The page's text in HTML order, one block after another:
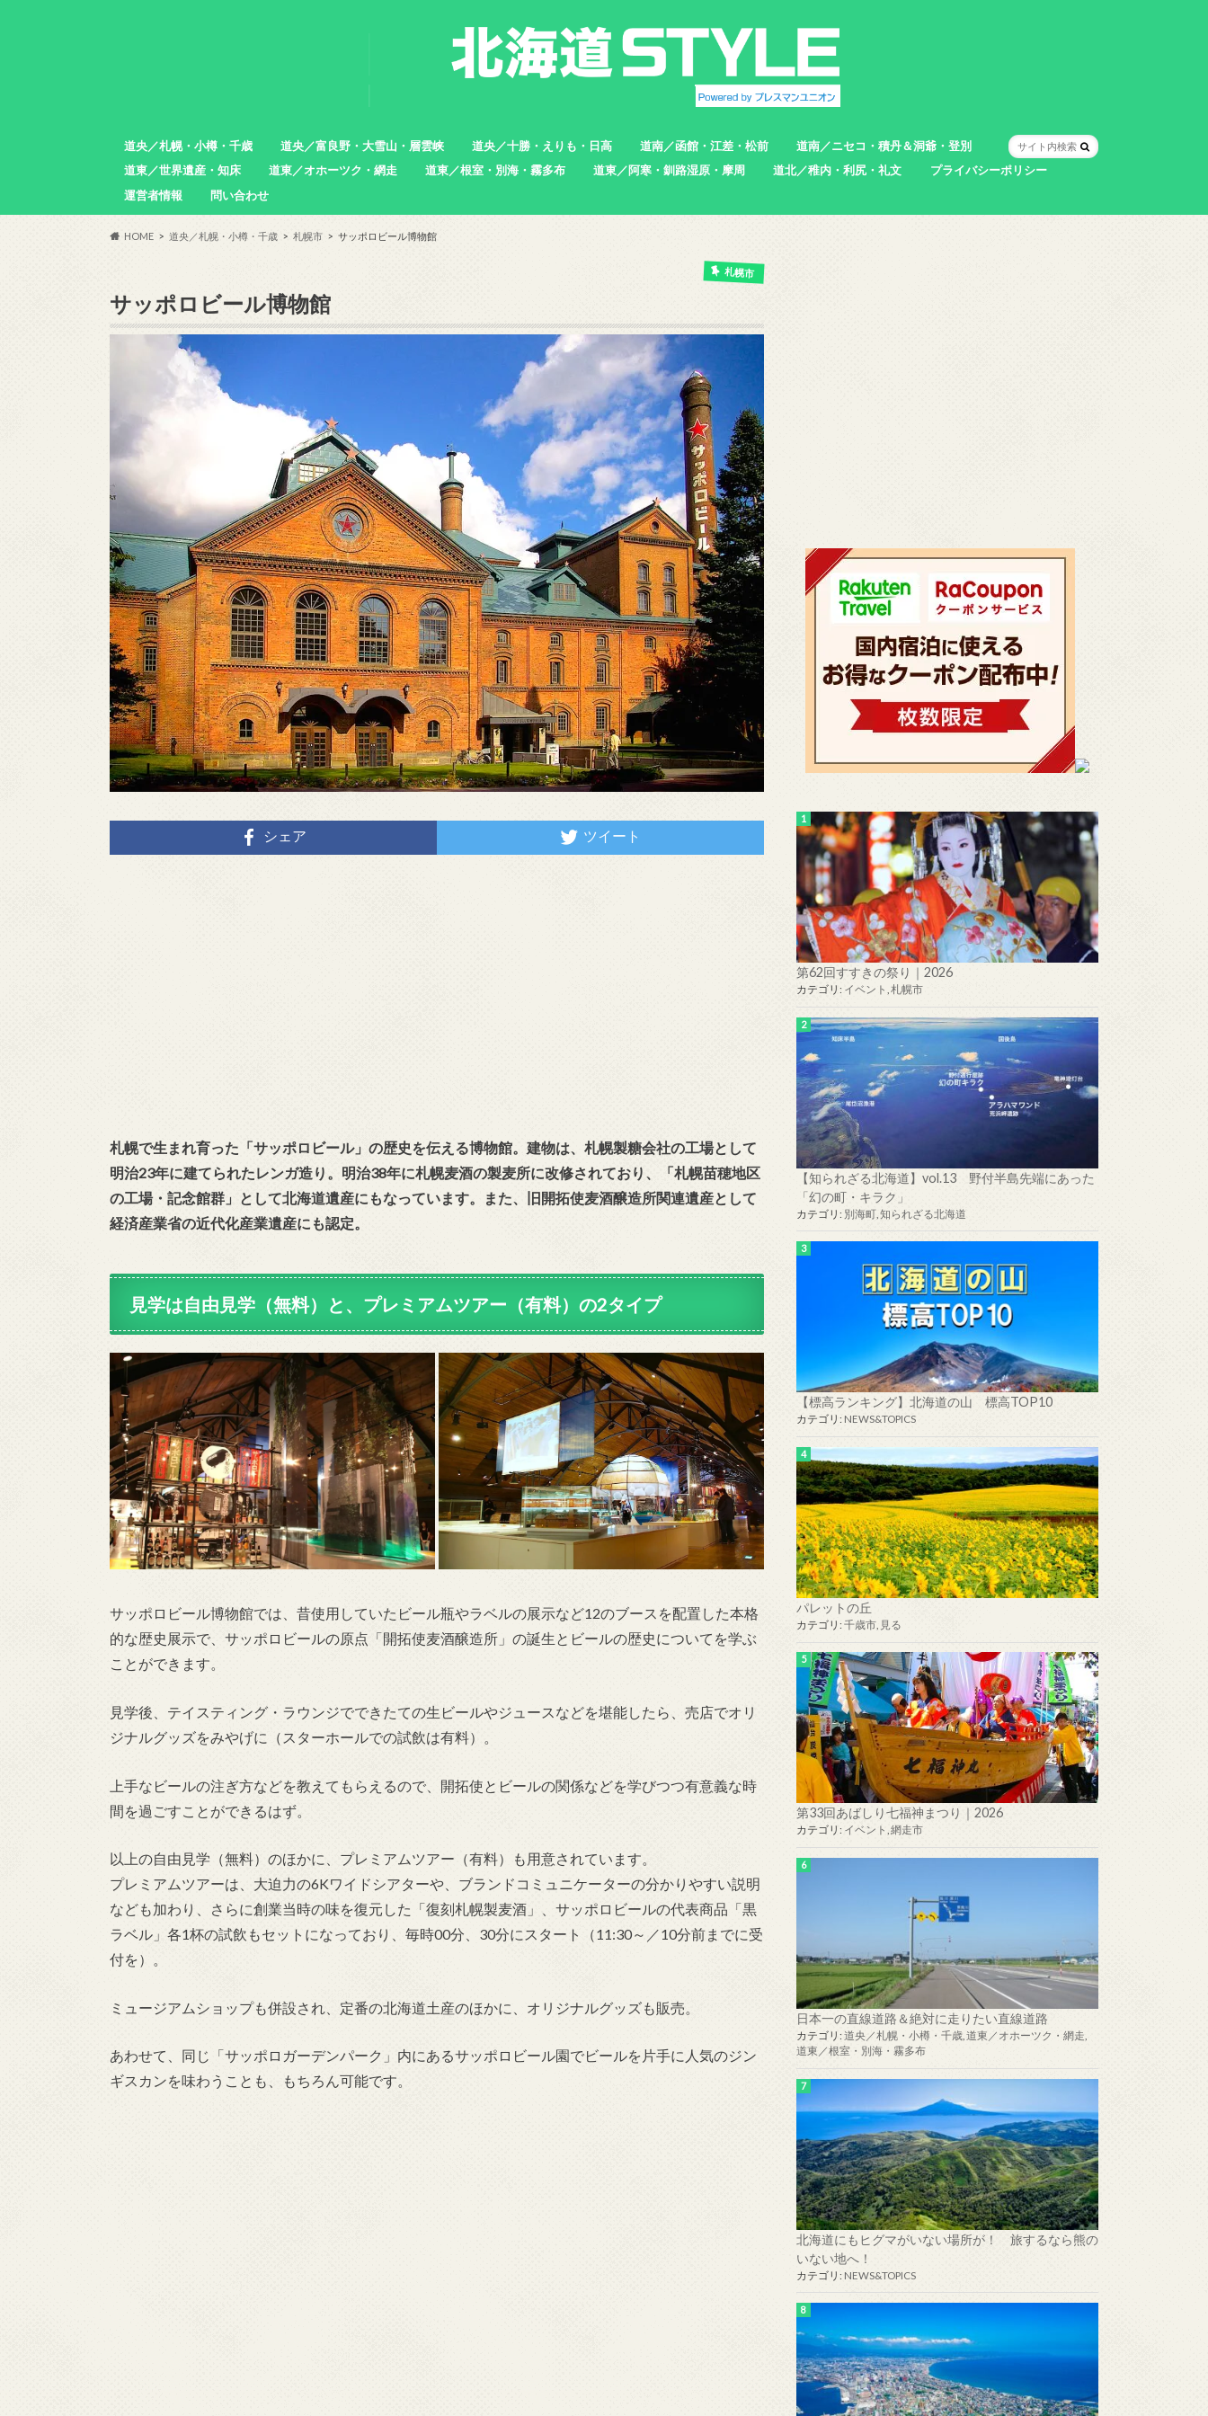
道央／札幌・小樽・千歳
札幌市
小樽市
石狩市
北広島市
恵庭市
千歳市
苫小牧市
道央／富良野・大雪山・層雲峡
中富良野町
東川町
沼田町
幌加内町
増毛町
道央／十勝・えりも・日高
帯広市
えりも町
新ひだか町
足寄町
道南／函館・江差・松前
函館市
北斗市
七飯町
松前町
江差町
上ノ国町
道南／ニセコ・積丹＆洞爺・登別
室蘭市
登別市
洞爺湖町
真狩村
共和町
壮瞥町
積丹町
神恵内村
道東／世界遺産・知床
羅臼町
斜里町
道東／オホーツク・網走 道東／根室・別海・霧多布 道東／阿寒・釧路湿原・摩周 道北／稚内・利尻・礼文
プライバシーポリシー
運営者情報
問い合わせ
HOME 道央／札幌・小樽・千歳 札幌市 サッポロビール博物館
札幌市
サッポロビール博物館
シェア ツイート
札幌で生まれ育った「サッポロビール」の歴史を伝える博物館。建物は、札幌製糖会社の工場として
明治23年に建てられたレンガ造り。明治38年に札幌麦酒の製麦所に改修されており、「札幌苗穂地区
の工場・記念館群」として北海道遺産にもなっています。また、旧開拓使麦酒醸造所関連遺産として
経済産業省の近代化産業遺産にも認定。
見学は自由見学（無料）と、プレミアムツアー（有料）の2タイプ
サッポロビール博物館では、昔使用していたビール瓶やラベルの展示など12のブースを配置した本格
的な歴史展示で、サッポロビールの原点「開拓使麦酒醸造所」の誕生とビールの歴史についてを学ぶ
ことができます。
見学後、テイスティング・ラウンジでできたての生ビールやジュースなどを堪能したら、売店でオリ
ジナルグッズをみやげに（スターホールでの試飲は有料）。
上手なビールの注ぎ方などを教えてもらえるので、開拓使とビールの関係などを学びつつ有意義な時
間を過ごすことができるはず。
以上の自由見学（無料）のほかに、プレミアムツアー（有料）も用意されています。
プレミアムツアーは、大迫力の6Kワイドシアターや、ブランドコミュニケーターの分かりやすい説明
なども加わり、さらに創業当時の味を復元した「復刻札幌製麦酒」、サッポロビールの代表商品「黒
ラベル」各1杯の試飲もセットになっており、毎時00分、30分にスタート（11:30～／10分前までに受
付を）。
ミュージアムショップも併設され、定番の北海道土産のほかに、オリジナルグッズも販売。
あわせて、同じ「サッポロガーデンパーク」内にあるサッポロビール園でビールを片手に人気のジン
ギスカンを味わうことも、もちろん可能です。
創業当時の味を復元した「復刻札幌製麦酒」
第62回すすきの祭り｜2026
カテゴリ: イベント 札幌市
【知られざる北海道】vol.13 野付半島先端にあった
「幻の町・キラク」
カテゴリ: 別海町 知られざる北海道
【標高ランキング】北海道の山 標高TOP10
カテゴリ: NEWS&TOPICS
パレットの丘
カテゴリ: 千歳市 見る
第33回あばしり七福神まつり｜2026
カテゴリ: イベント 網走市
日本一の直線道路＆絶対に走りたい直線道路
カテゴリ: 道央／札幌・小樽・千歳 道東／オホーツク・網走
道東／根室・別海・霧多布
北海道にもヒグマがいない場所が！ 旅するなら熊の
いない地へ！
カテゴリ: NEWS&TOPICS